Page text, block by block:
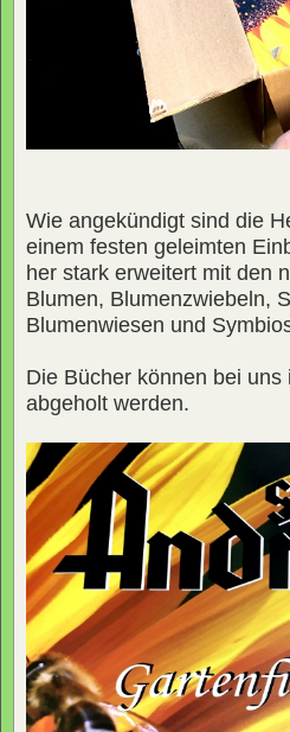
Wie angekündigt sind die
einem festen geleimten
her stark erweitert mit den
Blumen, Blumenzwiebeln,
Blumenwiesen und
Die Bücher können bei
abgeholt werden.